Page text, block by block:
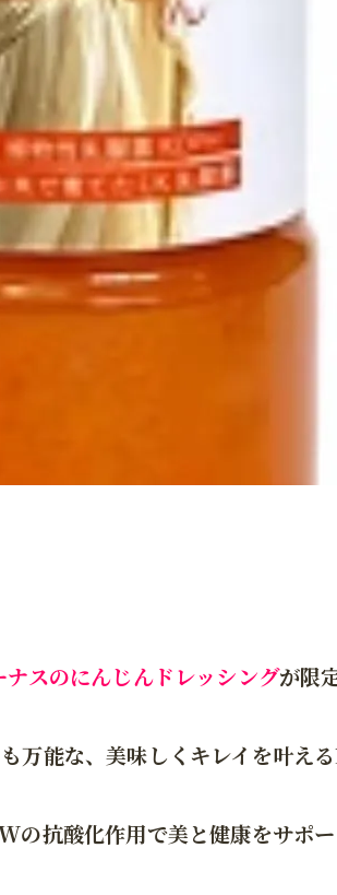
ナスのにんじんドレッシングが限
万能な、美味しくキレイを叶え
の抗酸化作用で美と健康をサポ